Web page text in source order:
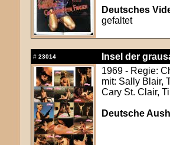
Deutsches
gefaltet
# 23014
Insel der
1969 - Regie:
mit: Sally Blair,
Cary St. Clair,
Deutsche